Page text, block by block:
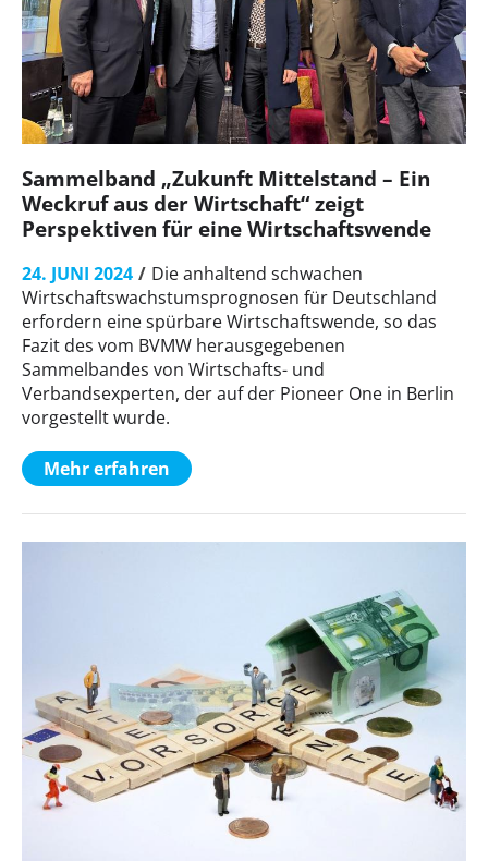
Sammelband „Zukunft Mittelstand – Ein
Weckruf aus der Wirtschaft“ zeigt
Perspektiven für eine Wirtschaftswende
24. JUNI 2024
Die anhaltend schwachen
Wirtschaftswachstumsprognosen für Deutschland
erfordern eine spürbare Wirtschaftswende, so das
Fazit des vom BVMW herausgegebenen
Sammelbandes von Wirtschafts- und
Verbandsexperten, der auf der Pioneer One in Berlin
vorgestellt wurde.
Mehr erfahren